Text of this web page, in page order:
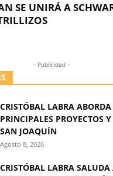
SE UNIRÁ A
- Publicidad -
CRISTÓBAL LABRA ABORDA
PRINCIPALES PROYECTOS
SAN JOAQUÍN
Agosto 8, 2026
CRISTÓBAL LABRA SALUDA